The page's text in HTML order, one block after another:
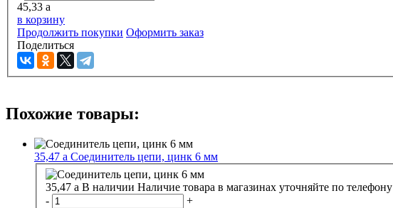
45,33 a
в корзину
Продолжить покупки Оформить заказ
Поделиться
Похожие товары:
35,47 a Соединитель цепи, цинк 6 мм
35,47 a В наличии Наличие товара в магазинах уточняйте по телефону
-
+